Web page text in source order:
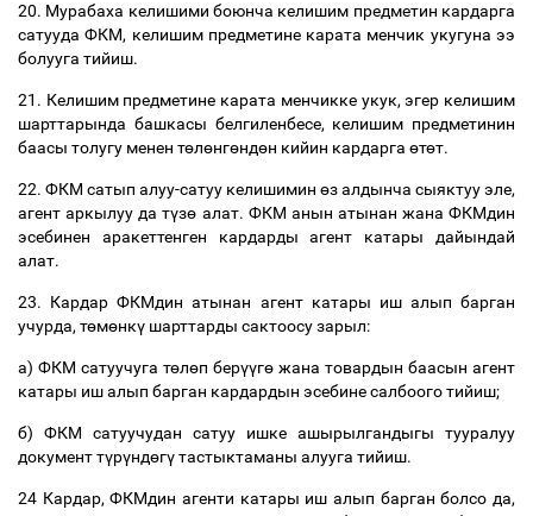
20. Мурабаха келишими боюнча келишим предметин кардарга
сатууда ФКМ, келишим предметине карата менчик укугуна ээ
болууга тийиш.
21. Келишим предметине карата менчикке укук,эгер келишим
шарттарында башкасы белгиленбесе, келишим предметинин
баасы толугу менен төлөнгөндөн кийин кардарга өтөт.
22. ФКМ сатып алуу-сатуу келишимин өзалдынча сыяктууэле,
агент аркылуу да түзө алат. ФКМ анын атынан жана ФКМдин
эсебинен
аракеттенген кардарды агент катары
дайындай
алат.
23. Кардар ФКМдин атынан агент катары иш алып барган
учурда, төмөнкү шарттарды сактоосузарыл:
а) ФКМ сатуучуга төлөп берүүгө жана товардын баасын агент
катары ишалып барган кардардын эсебинесалбооготийиш;
б) ФКМ сатуучудан сатуу ишке ашырылгандыгы
тууралуу
документтүрүндөгүтастыктаманы алууга тийиш.
24 Кардар,ФКМдин агенти катары иш алып барган болсо да,